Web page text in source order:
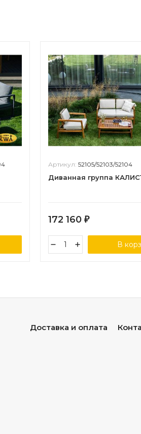
Артикул: 52105/52103/52104
Диванная группа
172 160 ₽
В
Доставка и оплата